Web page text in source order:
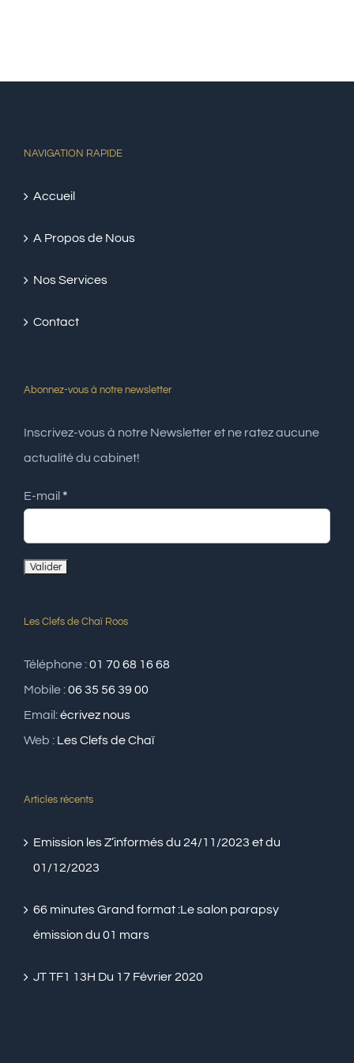
NAVIGATION RAPIDE
Accueil
A Propos de Nous
Nos Services
Contact
Abonnez-vous à notre newsletter
Inscrivez-vous à notre Newsletter et ne ratez aucune
actualité du cabinet!
E-mail *
Les Clefs de Chaï Roos
Téléphone :01 70 68 16 68
Mobile :06 35 56 39 00
Email:écrivez nous
Web : Les Clefs de Chaï
Articles récents
Emission les Z’informés du 24/11/2023 et du
01/12/2023
66 minutes Grand format :Le salon parapsy
émission du 01 mars
JT TF1 13H Du 17 Février 2020